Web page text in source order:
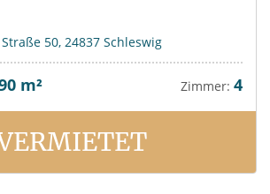
50, 24837 Schleswig
m² Zimmer: 4